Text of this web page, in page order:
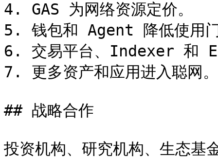
4. GAS 为网络资源定价。
5. 钱包和 Agent 降低使用
6. 交易平台、Indexer 和
7. 更多资产和应用进入聪网。
## 战略合作
投资机构、研究机构、生态基